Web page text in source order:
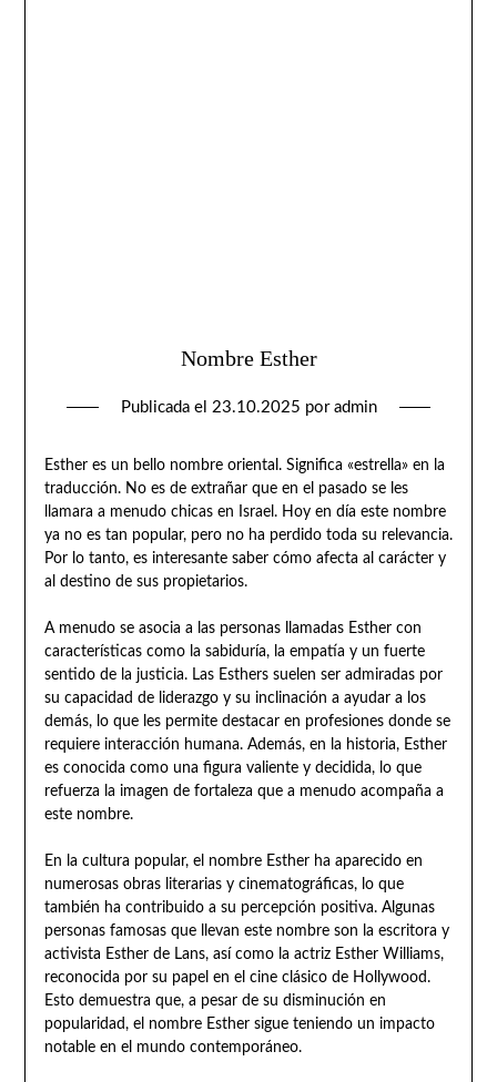
Nombre Esther
Publicada el 23.10.2025 por admin
Esther es un bello nombre oriental. Significa «estrella» en la
traducción. No es de extrañar que en el pasado se les
llamara a menudo chicas en Israel. Hoy en día este nombre
ya no es tan popular, pero no ha perdido toda su relevancia.
Por lo tanto, es interesante saber cómo afecta al carácter y
al destino de sus propietarios.
A menudo se asocia a las personas llamadas Esther con
características como la sabiduría, la empatía y un fuerte
sentido de la justicia. Las Esthers suelen ser admiradas por
su capacidad de liderazgo y su inclinación a ayudar a los
demás, lo que les permite destacar en profesiones donde se
requiere interacción humana. Además, en la historia, Esther
es conocida como una figura valiente y decidida, lo que
refuerza la imagen de fortaleza que a menudo acompaña a
este nombre.
En la cultura popular, el nombre Esther ha aparecido en
numerosas obras literarias y cinematográficas, lo que
también ha contribuido a su percepción positiva. Algunas
personas famosas que llevan este nombre son la escritora y
activista Esther de Lans, así como la actriz Esther Williams,
reconocida por su papel en el cine clásico de Hollywood.
Esto demuestra que, a pesar de su disminución en
popularidad, el nombre Esther sigue teniendo un impacto
notable en el mundo contemporáneo.